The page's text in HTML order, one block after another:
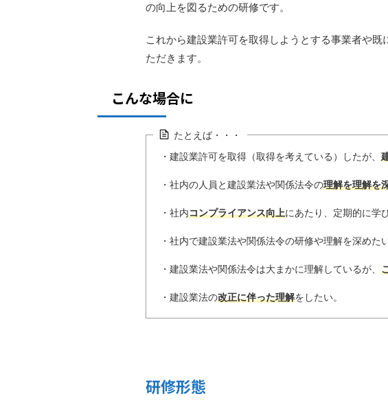
の向上を図るための研修です。
これから建設業許可を取得しようとする事業者や
ただきます。
こんな場合に
たとえば・・・
・建設業許可を取得（取得を考えている）したが、
・社内の人員と建設業法や関係法令の理解を理解を
・社内コンプライアンス向上にあたり、定期的に学
・社内で建設業法や関係法令の研修や理解を深めた
・建設業法や関係法令は大まかに理解しているが、
・建設業法の改正に伴った理解をしたい。
研修形態